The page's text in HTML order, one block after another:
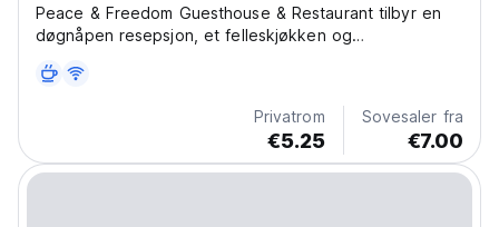
Peace & Freedom Guesthouse & Restaurant tilbyr en
døgnåpen resepsjon, et felleskjøkken og
flatskjerm-TV med kabelkanaler, kjøkken og spiseplass.
Privatrom
€5.25
Sovesaler fra
€7.00